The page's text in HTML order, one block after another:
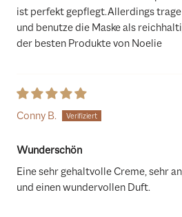
ist perfekt gepflegt.Allerdings
und benutze die Maske als
der besten Produkte von Noelie
Conny B.
Wunderschön
Eine sehr gehaltvolle Creme, sehr
und einen wundervollen Duft.